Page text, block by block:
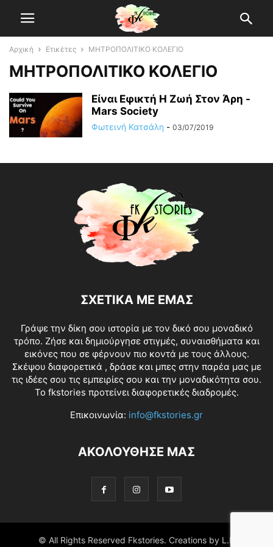
Αρχική Ετικέτες ΜΗΤΡΟΠΟΛΙΤΙΚΟ ΚΟΛΕΓΙΟ
ΜΗΤΡΟΠΟΛΙΤΙΚΟ ΚΟΛΕΓΙΟ
Είναι Εφικτή Η Ζωή Στον Άρη -
Mars Society
Φωτεινή Κατσάλη - 03/07/2019
ΣΧΕΤΙΚΑ ΜΕ ΕΜΑΣ
Γράψε την δίκη σου ιστορία με τον δικό σου μοναδικό
τρόπο. Ζήσε και δημιούργησε στιγμές, συναισθήματα και
εικόνες που σε φέρνουν πιο κοντά με τους άλλους.
Σκέψου διαφορετικά , δράσε και μπες στην παρέα μας με
τις ιδέες σου τις εμπειρίες σου και την μοναδικότητα σου.
Το fkstories προτείνει διαφορετικές διαδρομές.
Επικοινωνία: info@fkstories.gr
ΑΚΟΛΟΥΘΗΣΕ ΜΑΣ
© All Rights Reserved Fkstories. Creations by L.K